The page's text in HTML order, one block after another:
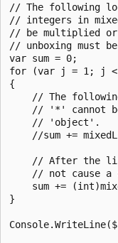
// The following
// integers in
// be multiplied or
// unboxing must
var sum = 0;
for (var j = 1; j <
{
// The
// '*' cannot
    // 'object'.
//sum +=
// After the
// not cause a
sum +=
}